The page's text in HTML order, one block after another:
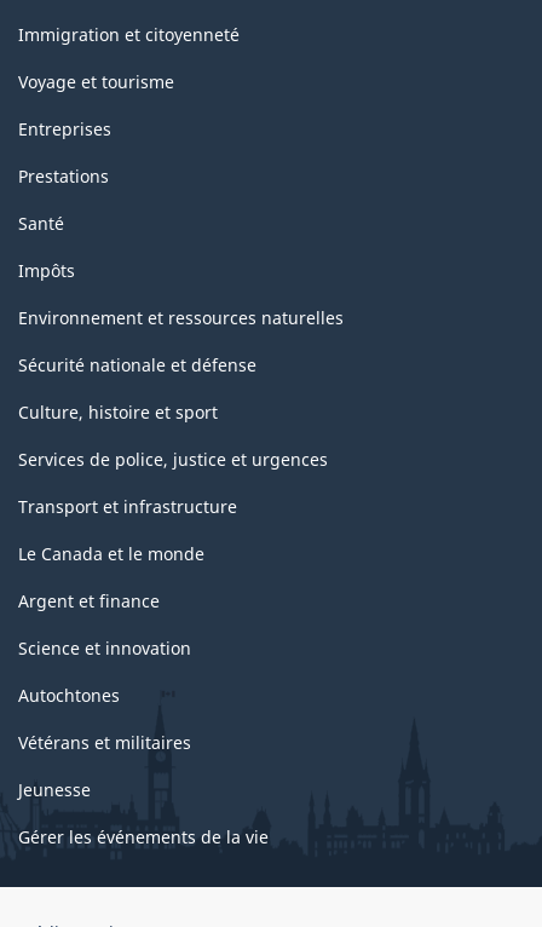
sujets
Immigration et citoyenneté
Voyage et tourisme
Entreprises
Prestations
Santé
Impôts
Environnement et ressources naturelles
Sécurité nationale et défense
Culture, histoire et sport
Services de police, justice et urgences
Transport et infrastructure
Le Canada et le monde
Argent et finance
Science et innovation
Autochtones
Vétérans et militaires
Jeunesse
Gérer les événements de la vie